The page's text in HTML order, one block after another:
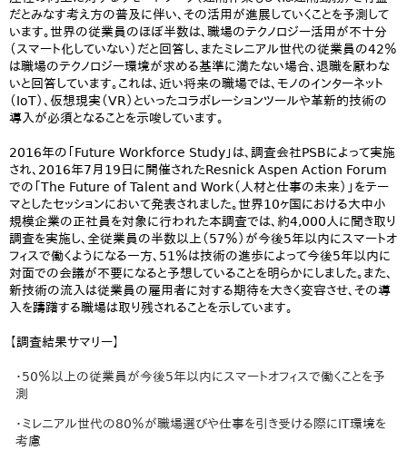
だとみなす考え方の普及に伴い、その活用が進展していくことを予測して
います。世界の従業員のほぼ半数は、職場のテクノロジー活用が不十分
（スマート化していない）だと回答し、またミレニアル世代の従業員の42％
は職場のテクノロジー環境が求める基準に満たない場合、退職を厭わな
いと回答しています。これは、近い将来の職場では、モノのインターネット
（IoT）、仮想現実（VR）といったコラボレーションツールや革新的技術の
導入が必須となることを示唆しています。
2016年の「Future Workforce Study」は、調査会社PSBによって実施
され、2016年7月19日に開催されたResnick Aspen Action Forum
での「The Future of Talent and Work（人材と仕事の未来）」をテー
マとしたセッションにおいて発表されました。世界10ヶ国における大中小
規模企業の正社員を対象に行われた本調査では、約4,000人に聞き取り
調査を実施し、全従業員の半数以上（57％）が今後5年以内にスマートオ
フィスで働くようになる一方、51％は技術の進歩によって今後5年以内に
対面での会議が不要になると予想していることを明らかにしました。また、
新技術の流入は従業員の雇用者に対する期待を大きく変容させ、その導
入を躊躇する職場は取り残されることを示しています。
【調査結果サマリー】
・50％以上の従業員が今後5年以内にスマートオフィスで働くことを予
測
・ミレニアル世代の80％が職場選びや仕事を引き受ける際にIT環境を
考慮